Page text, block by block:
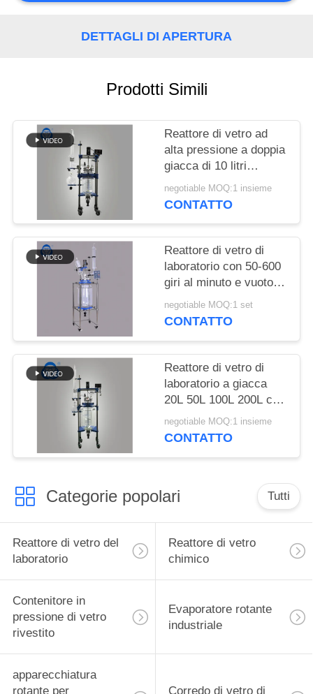
SITEMAP
PRIVACY
DETTAGLI DI APERTURA
Prodotti Simili
Reattore di vetro ad
alta pressione a doppia
giacca di 10 litri
Reattore chimico
semiautomatico
negotiable MOQ:1 insieme
CONTATTO
Reattore di vetro di
laboratorio con 50-600
giri al minuto e vuoto di
0,098 MPa per
applicazioni chimiche
negotiable MOQ:1 set
CONTATTO
Reattore di vetro di
laboratorio a giacca
20L 50L 100L 200L con
borosilicato 3.3 Vetro e
telaio in acciaio
negotiable MOQ:1 insieme
CONTATTO
Categorie popolari Tutti
Reattore di vetro del
laboratorio
Reattore di vetro
chimico
Contenitore in
pressione di vetro
rivestito
Evaporatore rotante
industriale
apparecchiatura
rotante per
Corredo di vetro di